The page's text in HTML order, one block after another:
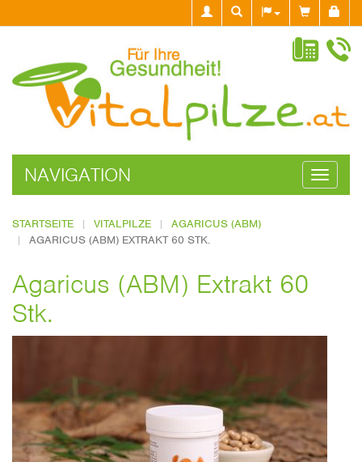
ein-/
NAVIGATION
STARTSEITE VITALPILZE
AGARICUS (ABM)
AGARICUS (ABM) EXTRAKT 60 STK.
Agaricus (ABM) Extrakt 60
Stk.